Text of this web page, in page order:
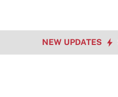
NEW UPDATES